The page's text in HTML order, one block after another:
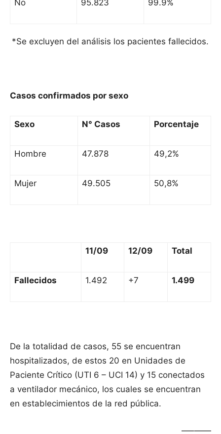
No 95.823 99.9%
*Se excluyen del análisis los pacientes fallecidos.
Casos confirmados por sexo
Sexo N° Casos Porcentaje
Hombre 47.878 49,2%
Mujer 49.505 50,8%
11/09 12/09 Total
Fallecidos 1.492 +7 1.499
De la totalidad de casos, 55 se encuentran
hospitalizados, de estos 20 en Unidades de
Paciente Crítico (UTI 6 – UCI 14) y 15 conectados
a ventilador mecánico, los cuales se encuentran
en establecimientos de la red pública.
—–——